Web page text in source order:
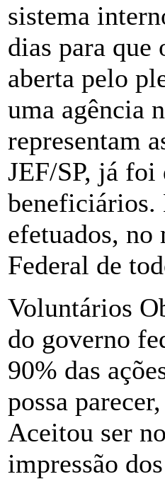
sistema
dias para que
aberta pelo
uma agência
representam
JEF/SP, já foi
beneficiários.
efetuados, no
Federal de
Voluntários
do governo
90% das
possa
Aceitou ser
impressão